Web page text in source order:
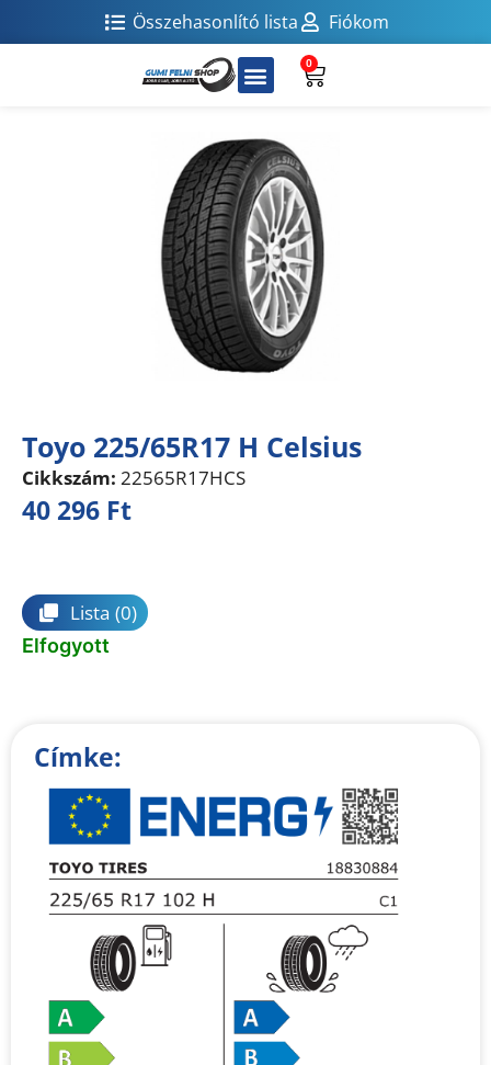
Összehasonlító lista Fiókom
0
Toyo 225/65R17 H Celsius
Cikkszám: 22565R17HCS
40 296 Ft
Lista (0)
Elfogyott
Címke: